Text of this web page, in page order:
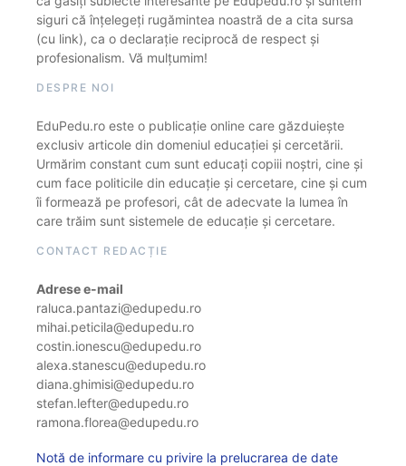
siguri că înțelegeți rugămintea noastră de a cita sursa
(cu link), ca o declarație reciprocă de respect și
profesionalism. Vă mulțumim!
DESPRE NOI
EduPedu.ro este o publicație online care găzduiește
exclusiv articole din domeniul educației și cercetării.
Urmărim constant cum sunt educați copiii noștri, cine și
cum face politicile din educație și cercetare, cine și cum
îi formează pe profesori, cât de adecvate la lumea în
care trăim sunt sistemele de educație și cercetare.
CONTACT REDACȚIE
Adrese e-mail
raluca.pantazi@edupedu.ro
mihai.peticila@edupedu.ro
costin.ionescu@edupedu.ro
alexa.stanescu@edupedu.ro
diana.ghimisi@edupedu.ro
stefan.lefter@edupedu.ro
ramona.florea@edupedu.ro
Notă de informare cu privire la prelucrarea de date